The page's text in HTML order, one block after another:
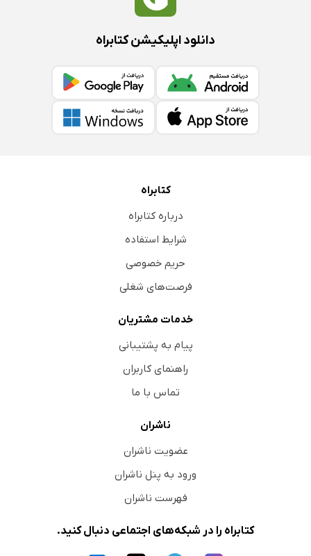
دانلود اپلیکیشن کتابراه
کتابراه
درباره کتابراه
شرایط استفاده
حریم خصوصی
فرصت‌های شغلی
خدمات مشتریان
پیام به پشتیبانی
راهنمای کاربران
تماس با ما
ناشران
عضویت ناشران
ورود به پنل ناشران
فهرست ناشران
کتابراه را در شبکه‌های اجتماعی دنبال کنید.